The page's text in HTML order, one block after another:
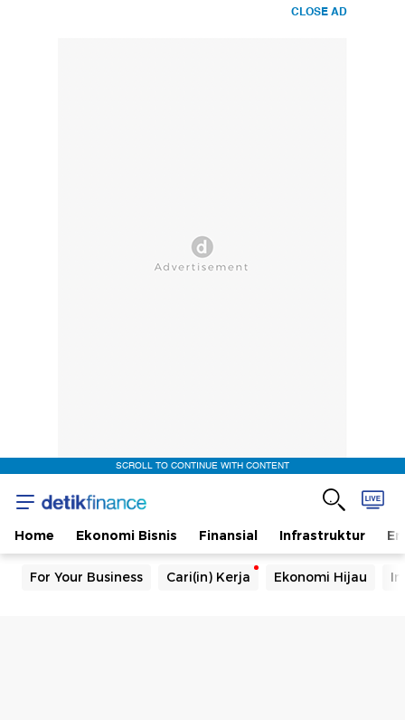
CLOSE AD
SCROLL TO CONTINUE WITH CONTENT
Home Ekonomi Bisnis Finansial Infrastruktur
For Your Business Cari(in) Kerja Ekonomi Hijau